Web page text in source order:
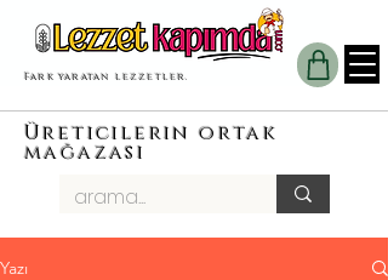
Fark yaratan lezzetler.
Üreticilerin ortak
mağazası
Yazı